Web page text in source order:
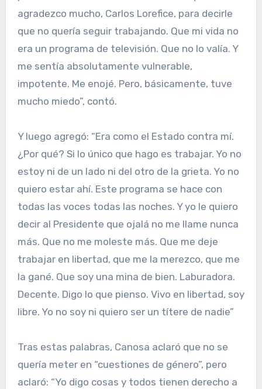
agradezco mucho, Carlos Lorefice, para decirle
que no quería seguir trabajando. Que mi vida no
era un programa de televisión. Que no lo valía. Y
me sentía absolutamente vulnerable,
impotente. Me enojé. Pero, básicamente, tuve
mucho miedo”, contó.
Y luego agregó: “Era como el Estado contra mí.
¿Por qué? Si lo único que hago es trabajar. Yo no
estoy ni de un lado ni del otro de la grieta. Yo no
quiero estar ahí. Este programa se hace con
todas las voces todas las noches. Y yo le quiero
decir al Presidente que ojalá no me llame nunca
más. Que no me moleste más. Que me deje
trabajar en libertad, que me la merezco, que me
la gané. Que soy una mina de bien. Laburadora.
Decente. Digo lo que pienso. Vivo en libertad, soy
libre. Yo no soy ni quiero ser un títere de nadie”
Tras estas palabras, Canosa aclaró que no se
quería meter en “cuestiones de género”, pero
aclaró: “Yo digo cosas y todos tienen derecho a